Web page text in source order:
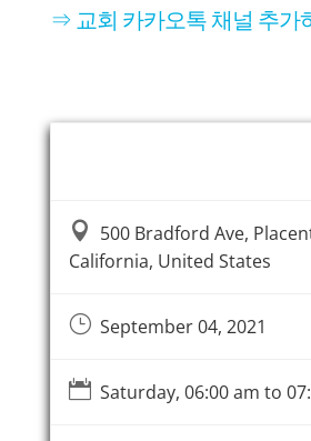
⇒ 교회 카카오톡 채널 추가
 500 Bradford Ave,
California, United States
}September 04, 2021
 Saturday, 06:00 am to